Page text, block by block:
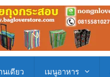
นเดียว เมนูอาหาร